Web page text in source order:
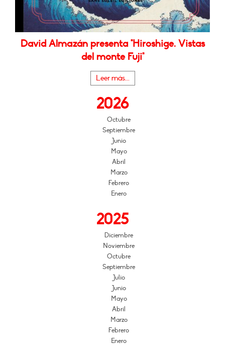
David Almazán presenta "Hiroshige. Vistas
del monte Fuji"
Leer más...
2026
Octubre
Septiembre
Junio
Mayo
Abril
Marzo
Febrero
Enero
2025
Diciembre
Noviembre
Octubre
Septiembre
Julio
Junio
Mayo
Abril
Marzo
Febrero
Enero